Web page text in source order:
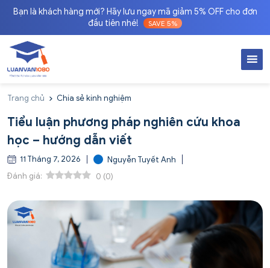
Bạn là khách hàng mới? Hãy lưu ngay mã giảm 5% OFF cho đơn
đầu tiên nhé!
SAVE 5%
Trang chủ Chia sẻ kinh nghiệm
Tiểu luận phương pháp nghiên cứu khoa
học – hướng dẫn viết
11 Tháng 7, 2026
Nguyễn Tuyết Anh
Đánh giá:
0 (0)